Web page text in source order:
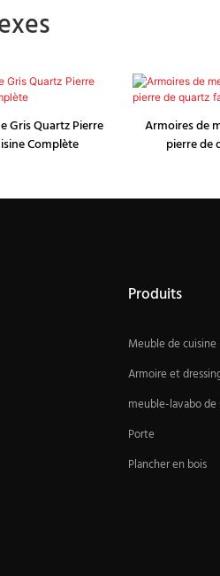
Gris Quartz Pierre
Complète
Armoires de
pierre de
Produits
Meuble de cuisine
Armoire et
meuble-lavabo de
Porte
Plancher en bois